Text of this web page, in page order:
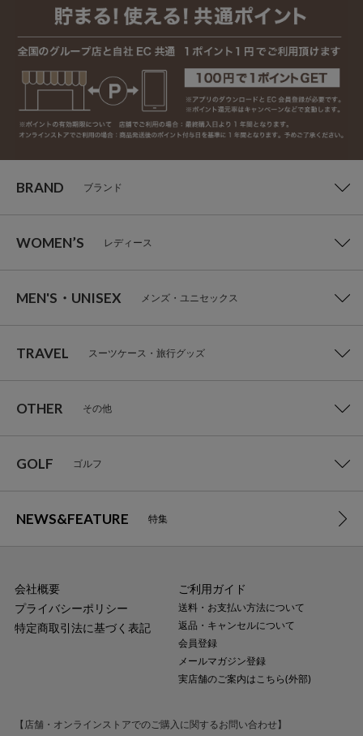
BRAND ブランド
WOMEN’S レディース
MEN'S・UNISEX メンズ・ユニセックス
TRAVEL スーツケース・旅行グッズ
OTHER その他
GOLF ゴルフ
NEWS&FEATURE 特集
会社概要
プライバシーポリシー
特定商取引法に基づく表記
ご利用ガイド
送料・お支払い方法について
返品・キャンセルについて
会員登録
メールマガジン登録
実店舗のご案内はこちら(外部)
【店舗・オンラインストアでのご購入に関するお問い合わせ】